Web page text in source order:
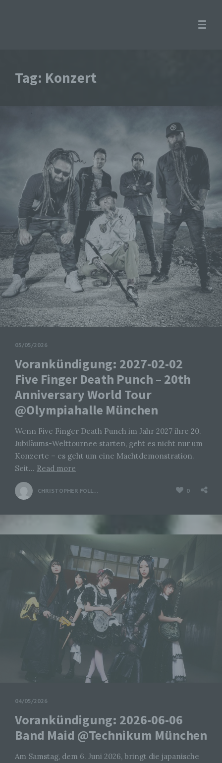
Tag: Konzert
05/05/2026
Vorankündigung: 2027-02-02
Five Finger Death Punch – 20th
Anniversary World Tour
@Olympiahalle München
Wenn Five Finger Death Punch im Jahr 2027 ihre 20.
Jubiläums-Welttournee starten, geht es nicht nur um
Konzerte – es geht um eine Machtdemonstration.
Seit… Read more
CHRISTOPHER FOLLRICH 0
04/05/2026
Vorankündigung: 2026-06-06
Band Maid @Technikum München
Am Samstag, dem 6. Juni 2026, bringt die japanische